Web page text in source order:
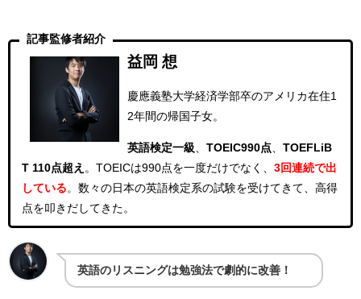
記事監修者紹介
益岡 想
慶應義塾大学経済学部卒のアメリカ在住1
2年間の帰国子女。
英語検定一級 、TOEIC990点 、TOEFLiB
T 110点超え 。 TOEICは990点を一度だけでなく、 3回連続で出
している 。 数々の日本の英語検定系の試験を受けてきて、高得
点を叩きだしてきた。
英語のリスニングは勉強法で劇的に改善！